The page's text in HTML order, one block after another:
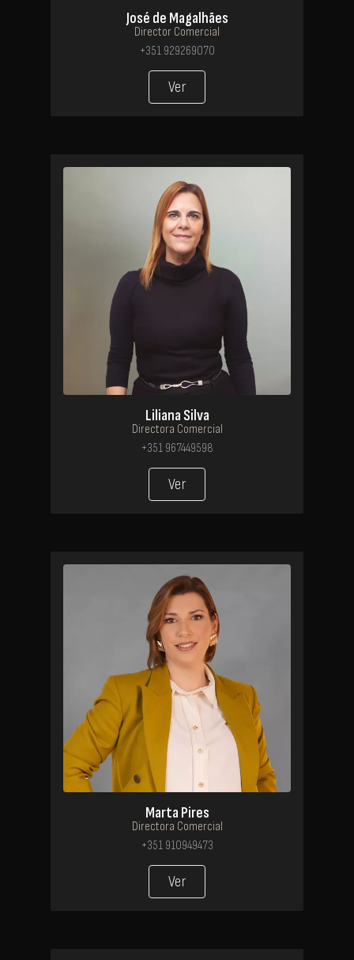
José de Magalhães
Director Comercial
+351 929269070
Ver
Liliana Silva
Directora Comercial
+351 967449598
Ver
Marta Pires
Directora Comercial
+351 910949473
Ver